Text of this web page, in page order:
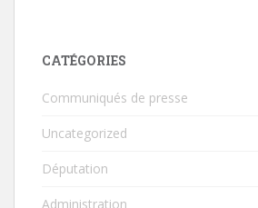
CATÉGORIES
Communiqués de presse
Uncategorized
Députation
Administration